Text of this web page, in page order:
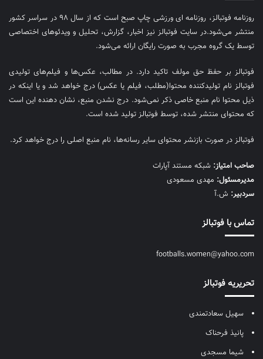
روزنامه فوتبالز، روزنامه ای ورزشی چاپ صبح است که از سال ۹۸ در سراسر کشور
منتشر می‌شود.در سایت فوتبالز نیز اخبار، گزارش، تحلیل و ویدئوهای اختصاصی
توسط یک گروه مجرب به صورت رایگان ارائه می‌شود.
فوتبالز بر حفظ حق مولف تاکید دارد. در مطالب، عکس‌ها و فیلم‌های تولیدی
فوتبالز نام تولیدکننده محتوا(مطلب، فیلم یا عکس) درج خواهد شد و یا اینکه در
ذیل محتوا نام منبع خاصی ذکر نمی‌‎شود. درج نشدن منبع، نشان دهنده این است
که محتوای منتشر شده، توسط فوتبالز تولید شده است.
فوتبالز در صورت بازنشر محتوای سایر رسانه‌ها، نام منبع اصلی را درج خواهد کرد.
صاحب امتیاز: شبکه مستند آپارات
مديرمسئول: مهدی مسعودی
سردبیر: ش.آ
تماس با فوتبالز
footballs.women@yahoo.com
تحریریه فوتبالز
سهیل سعادتمندی
پانیذ فرحناک
شیما مسجدی